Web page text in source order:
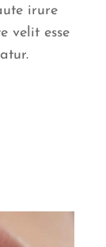
irure
velit esse